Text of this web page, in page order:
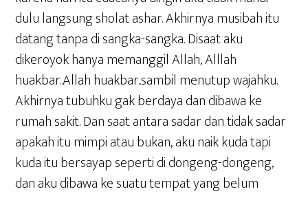
dulu langsung sholat ashar. Akhirnya musibah itu
datang tanpa di sangka-sangka. Disaat aku
dikeroyok hanya memanggil Allah, Alllah
huakbar..Allah huakbar..sambil menutup wajahku.
Akhirnya tubuhku gak berdaya dan dibawa ke
rumah sakit. Dan saat antara sadar dan tidak sadar
apakah itu mimpi atau bukan, aku naik kuda tapi
kuda itu bersayap seperti di dongeng-dongeng,
dan aku dibawa ke suatu tempat yang belum